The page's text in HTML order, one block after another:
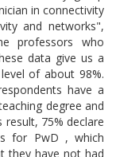
in connectivity
and networks",
professors who
data give us a
of about 98%.
have a
degree and
result, 75% declare
for PwD , which
they have not had